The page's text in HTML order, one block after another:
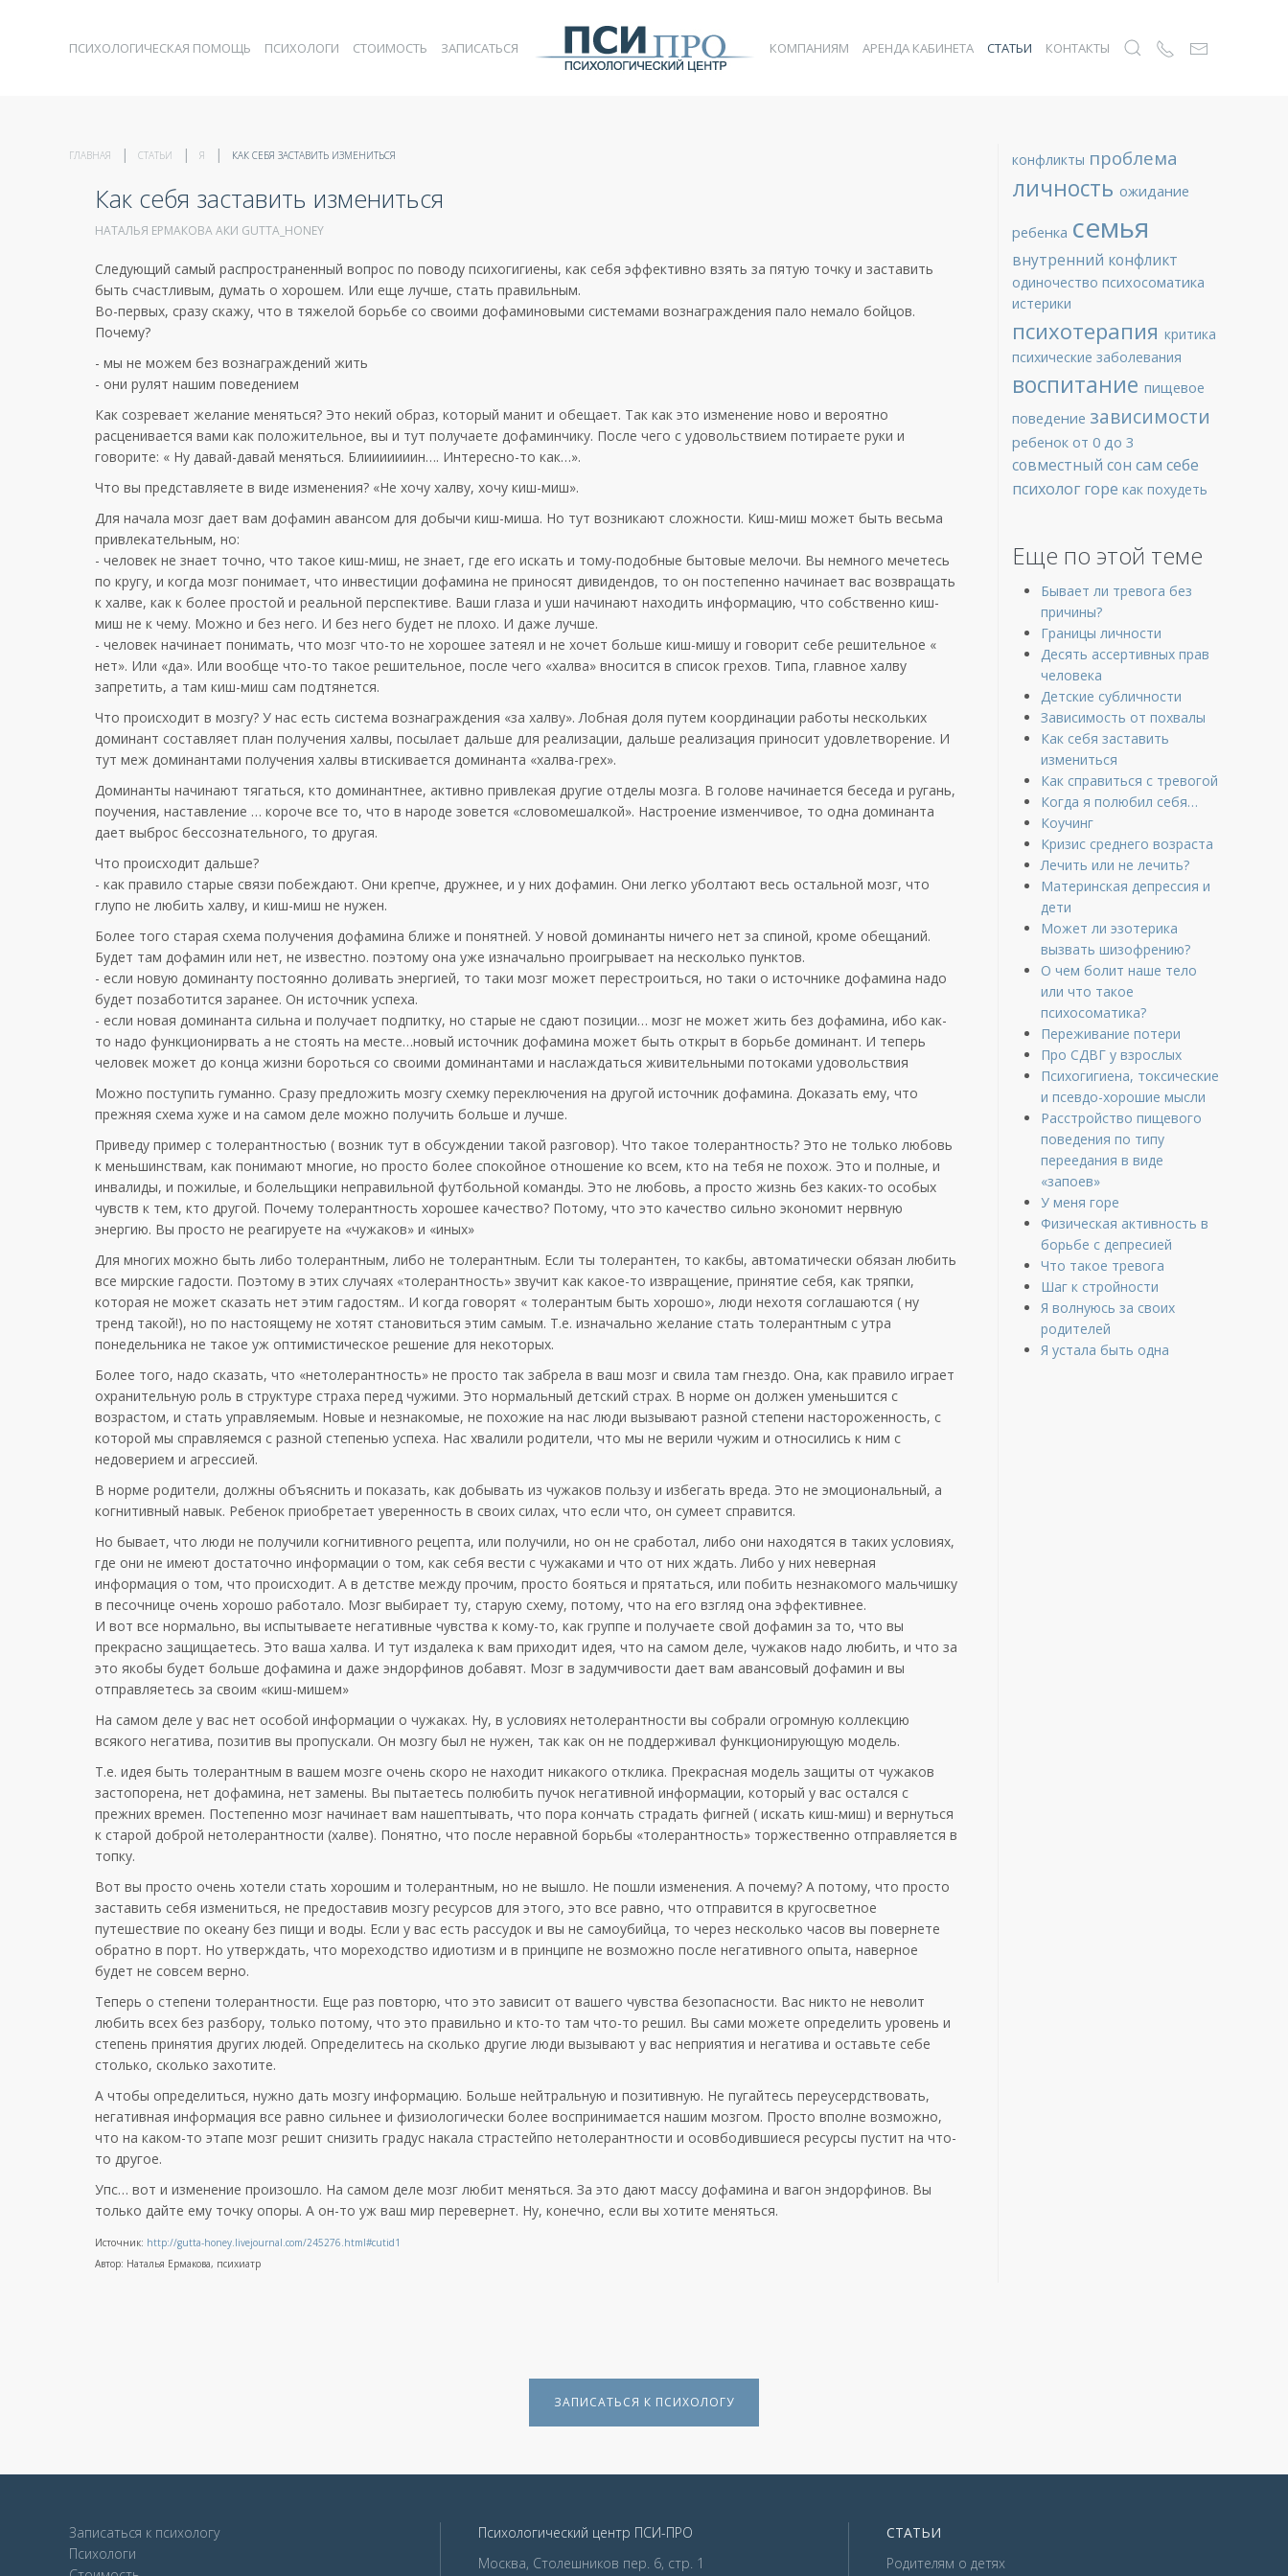
ПСИХОЛОГИЧЕСКАЯ ПОМОЩЬ ПСИХОЛОГИ СТОИМОСТЬ ЗАПИСАТЬСЯ КОМПАНИЯМ АРЕНДА КАБИНЕТА СТАТЬИ КОНТАКТЫ
ГЛАВНАЯ СТАТЬИ Я КАК СЕБЯ ЗАСТАВИТЬ ИЗМЕНИТЬСЯ
Как себя заставить измениться
НАТАЛЬЯ ЕРМАКОВА АКИ GUTTA_HONEY
Следующий самый распространенный вопрос по поводу психогигиены, как себя эффективно взять за пятую точку и заставить
быть счастливым, думать о хорошем. Или еще лучше, стать правильным.
Во-первых, сразу скажу, что в тяжелой борьбе со своими дофаминовыми системами вознаграждения пало немало бойцов.
Почему?
- мы не можем без вознаграждений жить
- они рулят нашим поведением
Как созревает желание меняться? Это некий образ, который манит и обещает. Так как это изменение ново и вероятно
расценивается вами как положительное, вы и тут получаете дофаминчику. После чего с удовольствием потираете руки и
говорите: « Ну давай-давай меняться. Блииииииин…. Интересно-то как…».
Что вы представляете в виде изменения? «Не хочу халву, хочу киш-миш».
Для начала мозг дает вам дофамин авансом для добычи киш-миша. Но тут возникают сложности. Киш-миш может быть весьма
привлекательным, но:
- человек не знает точно, что такое киш-миш, не знает, где его искать и тому-подобные бытовые мелочи. Вы немного мечетесь
по кругу, и когда мозг понимает, что инвестиции дофамина не приносят дивидендов, то он постепенно начинает вас возвращать
к халве, как к более простой и реальной перспективе. Ваши глаза и уши начинают находить информацию, что собственно киш-
миш не к чему. Можно и без него. И без него будет не плохо. И даже лучше.
- человек начинает понимать, что мозг что-то не хорошее затеял и не хочет больше киш-мишу и говорит себе решительное «
нет». Или «да». Или вообще что-то такое решительное, после чего «халва» вносится в список грехов. Типа, главное халву
запретить, а там киш-миш сам подтянется.
Что происходит в мозгу? У нас есть система вознаграждения «за халву». Лобная доля путем координации работы нескольких
доминант составляет план получения халвы, посылает дальше для реализации, дальше реализация приносит удовлетворение. И
тут меж доминантами получения халвы втискивается доминанта «халва-грех».
Доминанты начинают тягаться, кто доминантнее, активно привлекая другие отделы мозга. В голове начинается беседа и ругань,
поучения, наставление … короче все то, что в народе зовется «словомешалкой». Настроение изменчивое, то одна доминанта
дает выброс бессознательного, то другая.
Что происходит дальше?
- как правило старые связи побеждают. Они крепче, дружнее, и у них дофамин. Они легко уболтают весь остальной мозг, что
глупо не любить халву, и киш-миш не нужен.
Более того старая схема получения дофамина ближе и понятней. У новой доминанты ничего нет за спиной, кроме обещаний.
Будет там дофамин или нет, не известно. поэтому она уже изначально проигрывает на несколько пунктов.
- если новую доминанту постоянно доливать энергией, то таки мозг может перестроиться, но таки о источнике дофамина надо
будет позаботится заранее. Он источник успеха.
- если новая доминанта сильна и получает подпитку, но старые не сдают позиции… мозг не может жить без дофамина, ибо как-
то надо функционирвать а не стоять на месте…новый источник дофамина может быть открыт в борьбе доминант. И теперь
человек может до конца жизни бороться со своими доминантами и наслаждаться живительными потоками удовольствия
Можно поступить гуманно. Сразу предложить мозгу схемку переключения на другой источник дофамина. Доказать ему, что
прежняя схема хуже и на самом деле можно получить больше и лучше.
Приведу пример с толерантностью ( возник тут в обсуждении такой разговор). Что такое толерантность? Это не только любовь
к меньшинствам, как понимают многие, но просто более спокойное отношение ко всем, кто на тебя не похож. Это и полные, и
инвалиды, и пожилые, и болельщики неправильной футбольной команды. Это не любовь, а просто жизнь без каких-то особых
чувств к тем, кто другой. Почему толерантность хорошее качество? Потому, что это качество сильно экономит нервную
энергию. Вы просто не реагируете на «чужаков» и «иных»
Для многих можно быть либо толерантным, либо не толерантным. Если ты толерантен, то какбы, автоматически обязан любить
все мирские гадости. Поэтому в этих случаях «толерантность» звучит как какое-то извращение, принятие себя, как тряпки,
которая не может сказать нет этим гадостям.. И когда говорят « толерантым быть хорошо», люди нехотя соглашаются ( ну
тренд такой!), но по настоящему не хотят становиться этим самым. Т.е. изначально желание стать толерантным с утра
понедельника не такое уж оптимистическое решение для некоторых.
Более того, надо сказать, что «нетолерантность» не просто так забрела в ваш мозг и свила там гнездо. Она, как правило играет
охранительную роль в структуре страха перед чужими. Это нормальный детский страх. В норме он должен уменьшится с
возрастом, и стать управляемым. Новые и незнакомые, не похожие на нас люди вызывают разной степени настороженность, с
которой мы справляемся с разной степенью успеха. Нас хвалили родители, что мы не верили чужим и относились к ним с
недоверием и агрессией.
В норме родители, должны объяснить и показать, как добывать из чужаков пользу и избегать вреда. Это не эмоциональный, а
когнитивный навык. Ребенок приобретает уверенность в своих силах, что если что, он сумеет справится.
Но бывает, что люди не получили когнитивного рецепта, или получили, но он не сработал, либо они находятся в таких условиях,
где они не имеют достаточно информации о том, как себя вести с чужаками и что от них ждать. Либо у них неверная
информация о том, что происходит. А в детстве между прочим, просто бояться и прятаться, или побить незнакомого мальчишку
в песочнице очень хорошо работало. Мозг выбирает ту, старую схему, потому, что на его взгляд она эффективнее.
И вот все нормально, вы испытываете негативные чувства к кому-то, как группе и получаете свой дофамин за то, что вы
прекрасно защищаетесь. Это ваша халва. И тут издалека к вам приходит идея, что на самом деле, чужаков надо любить, и что за
это якобы будет больше дофамина и даже эндорфинов добавят. Мозг в задумчивости дает вам авансовый дофамин и вы
отправляетесь за своим «киш-мишем»
На самом деле у вас нет особой информации о чужаках. Ну, в условиях нетолерантности вы собрали огромную коллекцию
всякого негатива, позитив вы пропускали. Он мозгу был не нужен, так как он не поддерживал функционирующую модель.
Т.е. идея быть толерантным в вашем мозге очень скоро не находит никакого отклика. Прекрасная модель защиты от чужаков
застопорена, нет дофамина, нет замены. Вы пытаетесь полюбить пучок негативной информации, который у вас остался с
прежних времен. Постепенно мозг начинает вам нашептывать, что пора кончать страдать фигней ( искать киш-миш) и вернуться
к старой доброй нетолерантности (халве). Понятно, что после неравной борьбы «толерантность» торжественно отправляется в
топку.
Вот вы просто очень хотели стать хорошим и толерантным, но не вышло. Не пошли изменения. А почему? А потому, что просто
заставить себя измениться, не предоставив мозгу ресурсов для этого, это все равно, что отправится в кругосветное
путешествие по океану без пищи и воды. Если у вас есть рассудок и вы не самоубийца, то через несколько часов вы повернете
обратно в порт. Но утверждать, что мореходство идиотизм и в принципе не возможно после негативного опыта, наверное
будет не совсем верно.
Теперь о степени толерантности. Еще раз повторю, что это зависит от вашего чувства безопасности. Вас никто не неволит
любить всех без разбору, только потому, что это правильно и кто-то там что-то решил. Вы сами можете определить уровень и
степень принятия других людей. Определитесь на сколько другие люди вызывают у вас неприятия и негатива и оставьте себе
столько, сколько захотите.
А чтобы определиться, нужно дать мозгу информацию. Больше нейтральную и позитивную. Не пугайтесь переусердствовать,
негативная информация все равно сильнее и физиологически более воспринимается нашим мозгом. Просто вполне возможно,
что на каком-то этапе мозг решит снизить градус накала страстейпо нетолерантности и осовбодившиеся ресурсы пустит на что-
то другое.
Упс… вот и изменение произошло. На самом деле мозг любит меняться. За это дают массу дофамина и вагон эндорфинов. Вы
только дайте ему точку опоры. А он-то уж ваш мир перевернет. Ну, конечно, если вы хотите меняться.
Источник: http://gutta-honey.livejournal.com/245276.html#cutid1
Автор: Наталья Ермакова, психиатр
конфликты проблема
личность ожидание
ребенка семья
внутренний конфликт
одиночество психосоматика
истерики
психотерапия критика
психические заболевания
воспитание пищевое
поведение зависимости
ребенок от 0 до 3
совместный сон сам себе
психолог горе как похудеть
Еще по этой теме
Бывает ли тревога без
причины?
Границы личности
Десять ассертивных прав
человека
Детские субличности
Зависимость от похвалы
Как себя заставить
измениться
Как справиться с тревогой
Когда я полюбил себя…
Коучинг
Кризис среднего возраста
Лечить или не лечить?
Материнская депрессия и
дети
Может ли эзотерика
вызвать шизофрению?
О чем болит наше тело
или что такое
психосоматика?
Переживание потери
Про СДВГ у взрослых
Психогигиена, токсические
и псевдо-хорошие мысли
Расстройство пищевого
поведения по типу
переедания в виде
«запоев»
У меня горе
Физическая активность в
борьбе с депресией
Что такое тревога
Шаг к стройности
Я волнуюсь за своих
родителей
Я устала быть одна
ЗАПИСАТЬСЯ К ПСИХОЛОГУ
Записаться к психологу
Психологи
Психологический центр ПСИ-ПРО
Москва, Столешников пер. 6, стр. 1
СТАТЬИ
Родителям о детях